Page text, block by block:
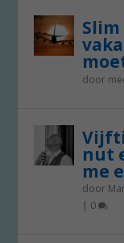
door
nut
me
door
| 0